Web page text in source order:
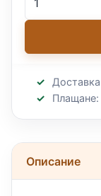
Плащане:
Описание